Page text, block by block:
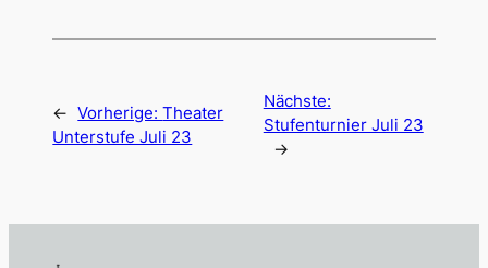
← Vorherige:Theater
Unterstufe Juli 23
Nächste:
Stufenturnier Juli 23
→